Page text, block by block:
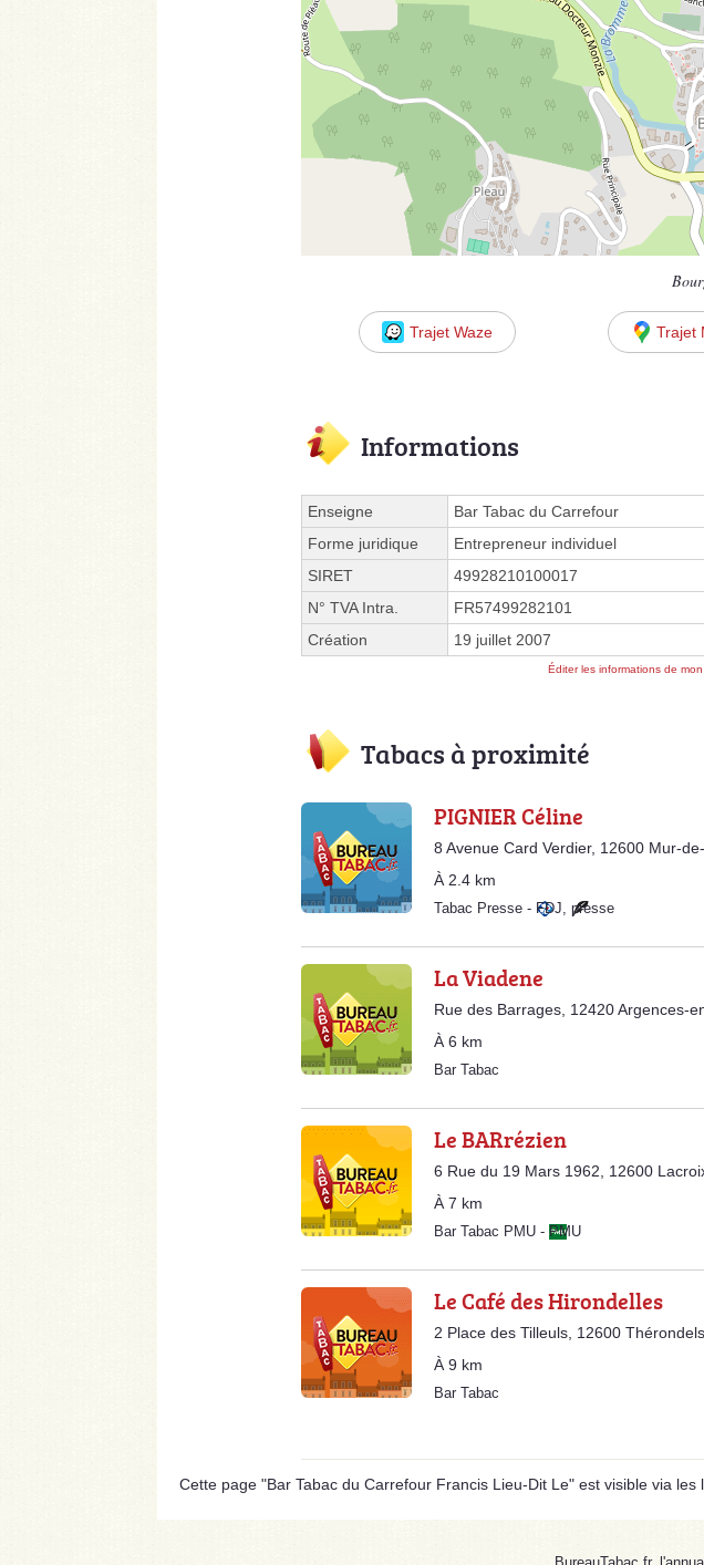
Trajet Waze Trajet
Informations
Enseigne
Bar Tabac du Carrefour
Forme juridique
Entrepreneur individuel
SIRET
49928210100017
N° TVA Intra.
FR57499282101
Création
19 juillet 2007
Éditer les informations de
Tabacs à proximité
PIGNIER Céline
8 Avenue Card Verdier, 12600 Mur-
À 2.4 km
Tabac Presse - FDJ, presse
La Viadene
Rue des Barrages, 12420 Argences-
À 6 km
Bar Tabac
Le BARrézien
6 Rue du 19 Mars 1962, 12600
À 7 km
Bar Tabac PMU - PMU
Le Café des Hirondelles
2 Place des Tilleuls, 12600 Thérondels
À 9 km
Bar Tabac
Cette page "Bar Tabac du Carrefour Francis Lieu-Dit Le" est visible via les